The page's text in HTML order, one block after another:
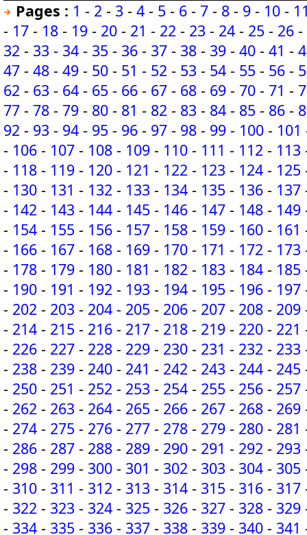
Pages : 1 - 2 - 3 - 4 - 5 - 6 - 7 - 8 - 9 - 10 -
- 17 - 18 - 19 - 20 - 21 - 22 - 23 - 24 - 25 - 26 -
32 - 33 - 34 - 35 - 36 - 37 - 38 - 39 - 40 - 41 -
47 - 48 - 49 - 50 - 51 - 52 - 53 - 54 - 55 - 56 -
62 - 63 - 64 - 65 - 66 - 67 - 68 - 69 - 70 - 71 -
77 - 78 - 79 - 80 - 81 - 82 - 83 - 84 - 85 - 86 -
92 - 93 - 94 - 95 - 96 - 97 - 98 - 99 - 100 - 101
- 106 - 107 - 108 - 109 - 110 - 111 - 112 - 113
- 118 - 119 - 120 - 121 - 122 - 123 - 124 - 125
- 130 - 131 - 132 - 133 - 134 - 135 - 136 - 137
- 142 - 143 - 144 - 145 - 146 - 147 - 148 - 149
- 154 - 155 - 156 - 157 - 158 - 159 - 160 - 161
- 166 - 167 - 168 - 169 - 170 - 171 - 172 - 173
- 178 - 179 - 180 - 181 - 182 - 183 - 184 - 185
- 190 - 191 - 192 - 193 - 194 - 195 - 196 - 197
- 202 - 203 - 204 - 205 - 206 - 207 - 208 - 209
- 214 - 215 - 216 - 217 - 218 - 219 - 220 - 221
- 226 - 227 - 228 - 229 - 230 - 231 - 232 - 233
- 238 - 239 - 240 - 241 - 242 - 243 - 244 - 245
- 250 - 251 - 252 - 253 - 254 - 255 - 256 - 257
- 262 - 263 - 264 - 265 - 266 - 267 - 268 - 269
- 274 - 275 - 276 - 277 - 278 - 279 - 280 - 281
- 286 - 287 - 288 - 289 - 290 - 291 - 292 - 293
- 298 - 299 - 300 - 301 - 302 - 303 - 304 - 305
- 310 - 311 - 312 - 313 - 314 - 315 - 316 - 317
- 322 - 323 - 324 - 325 - 326 - 327 - 328 - 329
- 334 - 335 - 336 - 337 - 338 - 339 - 340 - 341